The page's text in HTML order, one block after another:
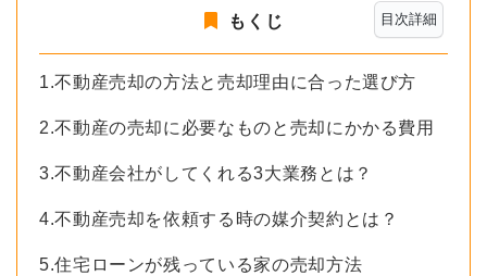
目次詳細
もくじ
1.不動産売却の方法と売却理由に合った選び方
2.不動産の売却に必要なものと売却にかかる費用
3.不動産会社がしてくれる3大業務とは？
4.不動産売却を依頼する時の媒介契約とは？
5.住宅ローンが残っている家の売却方法